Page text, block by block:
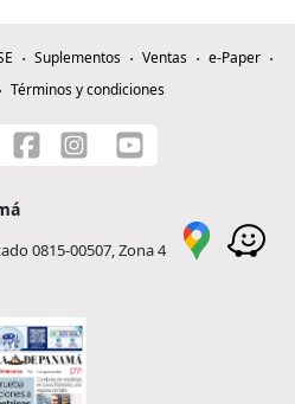
Suplementos Ventas
e-Paper
Términos y condiciones
0815-00507, Zona 4